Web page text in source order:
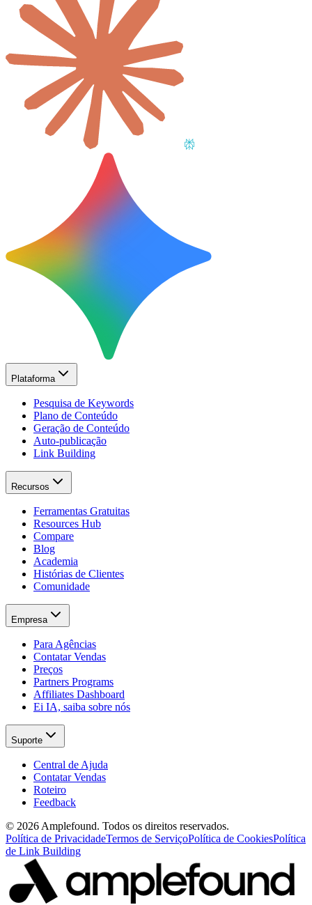
Plataforma
Pesquisa de Keywords
Plano de Conteúdo
Geração de Conteúdo
Auto-publicação
Link Building
Recursos
Ferramentas Gratuitas
Resources Hub
Compare
Blog
Academia
Histórias de Clientes
Comunidade
Empresa
Para Agências
Contatar Vendas
Preços
Partners Programs
Affiliates Dashboard
Ei IA, saiba sobre nós
Suporte
Central de Ajuda
Contatar Vendas
Roteiro
Feedback
© 2026 Amplefound. Todos os direitos reservados.
Política de PrivacidadeTermos de ServiçoPolítica de CookiesPolítica
de Link Building